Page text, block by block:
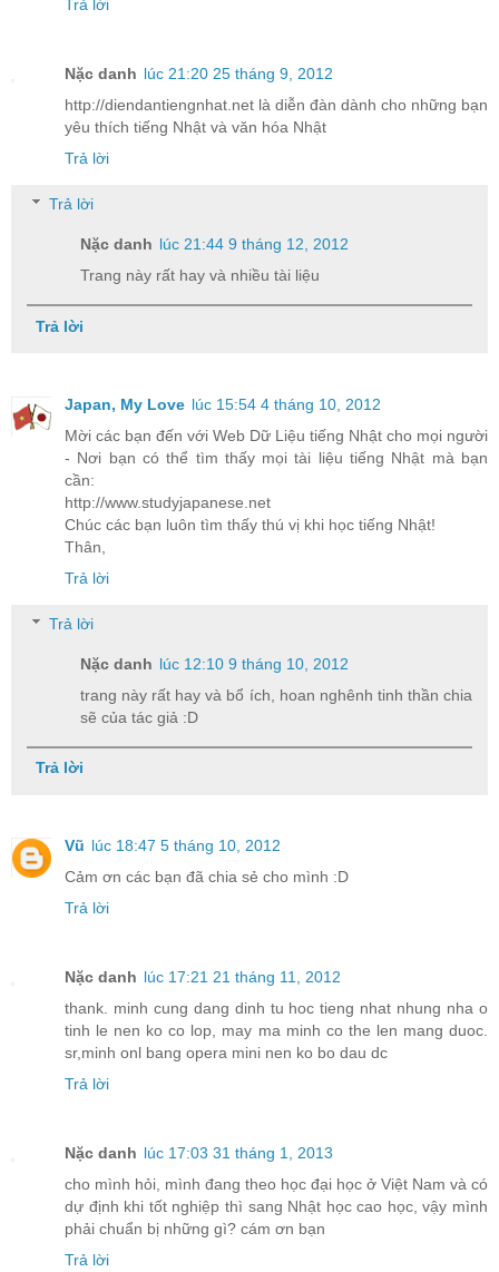
Trả lời
Nặc danh lúc 21:20 25 tháng 9, 2012
http://diendantiengnhat.net là diễn đàn dành cho những bạn
yêu thích tiếng Nhật và văn hóa Nhật
Trả lời
Trả lời
Nặc danh lúc 21:44 9 tháng 12, 2012
Trang này rất hay và nhiều tài liệu
Trả lời
Japan, My Love lúc 15:54 4 tháng 10, 2012
Mời các bạn đến với Web Dữ Liệu tiếng Nhật cho mọi người
- Nơi bạn có thể tìm thấy mọi tài liệu tiếng Nhật mà bạn
cần:
http://www.studyjapanese.net
Chúc các bạn luôn tìm thấy thú vị khi học tiếng Nhật!
Thân,
Trả lời
Trả lời
Nặc danh lúc 12:10 9 tháng 10, 2012
trang này rất hay và bổ ích, hoan nghênh tinh thần chia
sẽ của tác giả :D
Trả lời
Vũ lúc 18:47 5 tháng 10, 2012
Cảm ơn các bạn đã chia sẻ cho mình :D
Trả lời
Nặc danh lúc 17:21 21 tháng 11, 2012
thank. minh cung dang dinh tu hoc tieng nhat nhung nha o
tinh le nen ko co lop, may ma minh co the len mang duoc.
sr,minh onl bang opera mini nen ko bo dau dc
Trả lời
Nặc danh lúc 17:03 31 tháng 1, 2013
cho mình hỏi, mình đang theo học đại học ở Việt Nam và có
dự định khi tốt nghiệp thì sang Nhật học cao học, vậy mình
phải chuẩn bị những gì? cám ơn bạn
Trả lời